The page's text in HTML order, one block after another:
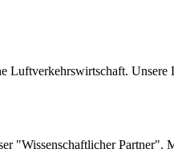
Luftverkehrswirtschaft.
"Wissenschaftlicher Partner".